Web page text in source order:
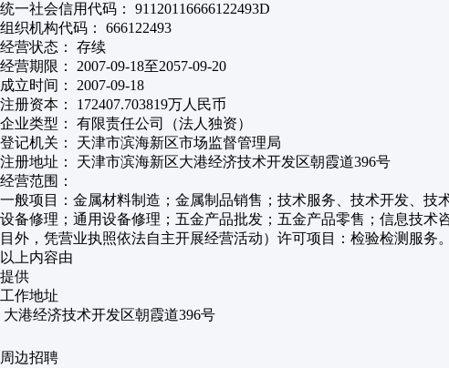
统一社会信用代码：
91120116666122493D
组织机构代码：
666122493
经营状态：
存续
经营期限：
2007-09-18至2057-09-20
成立时间：
2007-09-18
注册资本：
172407.703819万人民币
企业类型：
有限责任公司（法人独资）
登记机关：
天津市滨海新区市场监督管理局
注册地址：
天津市滨海新区大港经济技术开发区朝霞道396号
经营范围：
一般项目：金属材料制造；金属制品销售；技术服务、技术开发、
设备修理；通用设备修理；五金产品批发；五金产品零售；信息技
目外，凭营业执照依法自主开展经营活动）许可项目：检验检测服
以上内容由
提供
工作地址
大港经济技术开发区朝霞道396号
周边招聘